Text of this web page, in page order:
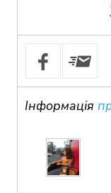
Інформація